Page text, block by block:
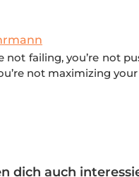
not failing, you’re not
not maximizing
dich auch